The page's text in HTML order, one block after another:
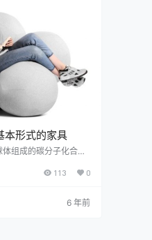
本形式的家具
组成的碳分子化合
或圆柱状排列排列，是
进入主流认可。 另一
Zbroy将这种结构调
113 0
6 年前